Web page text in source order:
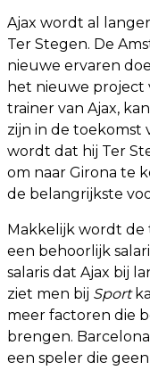
Ajax wordt al
Ter Stegen. De
nieuwe ervaren
het nieuwe project
trainer van Ajax,
zijn in de toekomst
wordt dat hij Ter
om naar Girona te
de belangrijkste
Makkelijk wordt de
een behoorlijk
salaris dat Ajax bij
ziet men bij Sport
meer factoren die
brengen.
een speler die